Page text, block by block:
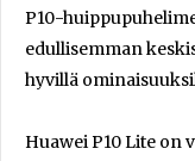
P10-
edullisemman
hyvillä
Huawei P10 Lite on